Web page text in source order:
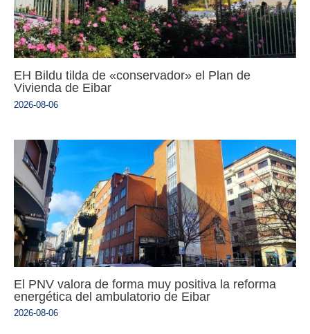
EH Bildu tilda de «conservador» el Plan de
Vivienda de Eibar
2026-08-06
El PNV valora de forma muy positiva la reforma
energética del ambulatorio de Eibar
2026-08-06